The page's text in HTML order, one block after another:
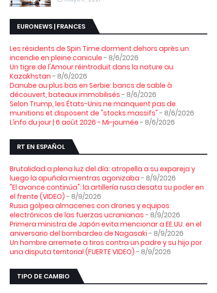
EURONEWS | FRANCES
Les résidents de Spin Time dorment dehors après un
incendie en pleine canicule - 8/6/2026
Un tigre de l'Amour réintroduit dans la nature au
Kazakhstan - 8/6/2026
Danube au plus bas en Serbie: bancs de sable à
découvert, bateaux immobilisés - 8/6/2026
Selon Trump, les États-Unis ne manquent pas de
munitions et disposent de "stocks massifs" - 8/6/2026
L’info du jour | 6 août 2026 - Mi-journée - 8/6/2026
RT EN ESPAÑOL
Brutalidad a plena luz del día: atropella a su expareja y
luego la apuñala mientras agonizaba - 8/9/2026
"El avance continúa": la artillería rusa desata su poder en
el frente (VIDEO) - 8/9/2026
Rusia golpea almacenes con drones y equipos
electrónicos de las fuerzas ucranianas - 8/9/2026
Primera ministra de Japón evita mencionar a EE.UU. en el
aniversario del bombardeo de Nagasaki - 8/9/2026
Un hombre arremete a tiros contra un padre y su hijo por
una disputa territorial (FUERTE VIDEO) - 8/9/2026
TIPO DE CAMBIO